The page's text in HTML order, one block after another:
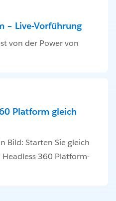
– Live-Vorführung
von der Power von
Platform gleich
Bild: Starten Sie gleich
360 Platform-